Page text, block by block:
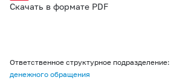
Скачать в формате PDF
Ответственное структурное подразделение:
денежного обращения